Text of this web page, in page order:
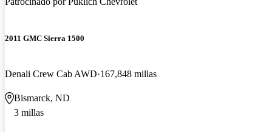
2011 GMC Sierra 1500
Denali Crew Cab AWD 167,848 millas
Bismarck, ND
3 millas